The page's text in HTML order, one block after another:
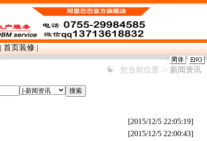
首页装修|
您当前位置 -> 新闻资讯
[2015/12/5 22:05:19]
[2015/12/5 22:00:43]